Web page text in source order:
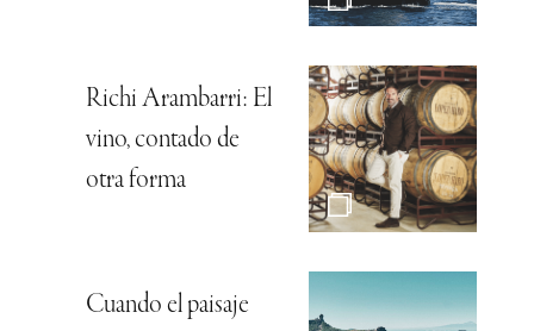
Richi Arambarri: El
vino, contado de
otra forma
Cuando el paisaje